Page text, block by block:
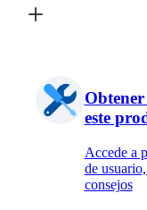
este
Accede a
de
consejos